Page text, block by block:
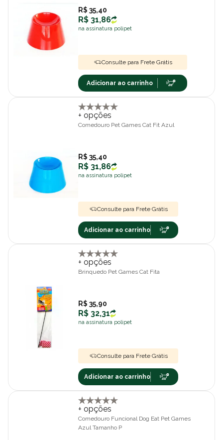
R$ 35,40
R$ 31,86
na assinatura polipet
Consulte para Frete Grátis
Adicionar ao carrinho
+ opções
Comedouro Pet Games Cat Fit Azul
R$ 35,40
R$ 31,86
na assinatura polipet
Consulte para Frete Grátis
Adicionar ao carrinho
+ opções
Brinquedo Pet Games Cat Fita
R$ 35,90
R$ 32,31
na assinatura polipet
Consulte para Frete Grátis
Adicionar ao carrinho
+ opções
Comedouro Funcional Dog Eat Pet Games
Azul Tamanho P